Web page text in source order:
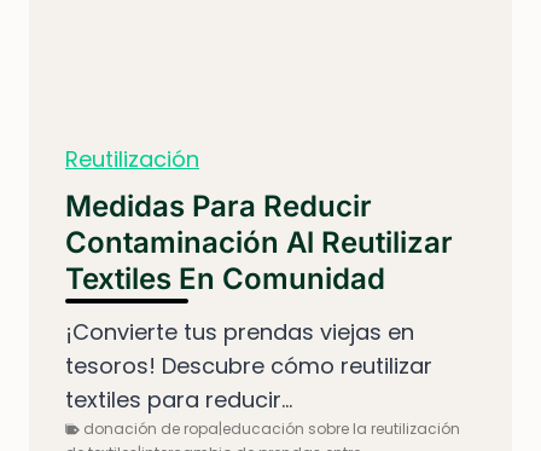
Reutilización
Medidas Para Reducir
Contaminación Al Reutilizar
Textiles En Comunidad
¡Convierte tus prendas viejas en
tesoros! Descubre cómo reutilizar
textiles para reducir...
donación de ropa|educación sobre la reutilización